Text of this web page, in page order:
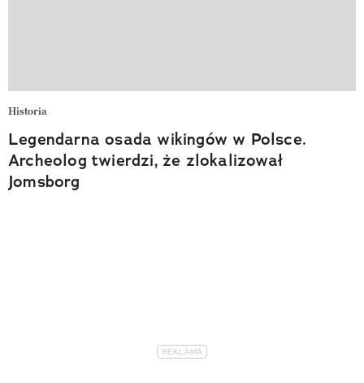
Historia
Legendarna osada wikingów w Polsce.
Archeolog twierdzi, że zlokalizował
Jomsborg